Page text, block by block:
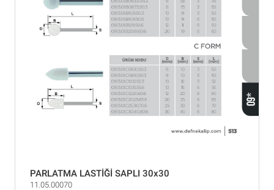
PARLATMA LASTİĞİ SAPLI 30x30
11.05.00070